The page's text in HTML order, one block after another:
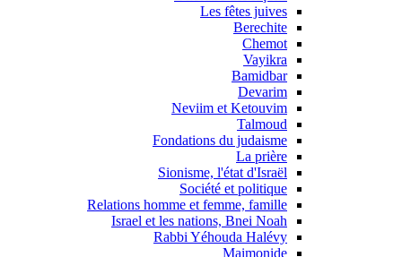
Les fêtes juives
Berechite
Chemot
Vayikra
Bamidbar
Devarim
Neviim et Ketouvim
Talmoud
Fondations du judaisme
La prière
Sionisme, l'état d'Israël
Société et politique
Relations homme et femme, famille
Israel et les nations, Bnei Noah
Rabbi Yéhouda Halévy
Maimonide